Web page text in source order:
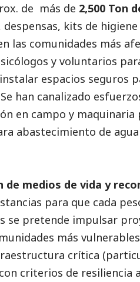
de más de 2,500 Ton
kits de
las comunidades más
y voluntarios
espacios seguros
han canalizado
en campo y maquinaria
abastecimiento de
de medios de vida y
para que cada
se pretende impulsar
más
crítica
criterios de resiliencia